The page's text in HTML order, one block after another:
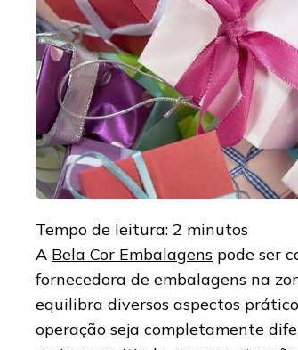
FORNECEDORA
EMBALAGENS
Tempo de leitura: 2 minutos
A Bela Cor Embalagens pode ser
fornecedora de embalagens na
equilibra diversos aspectos
operação seja completamente